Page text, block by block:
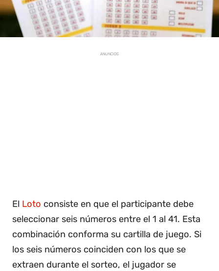
ANUNCIOS
El Loto consiste en que el participante debe
seleccionar seis números entre el 1 al 41. Esta
combinación conforma su cartilla de juego. Si
los seis números coinciden con los que se
extraen durante el sorteo, el jugador se